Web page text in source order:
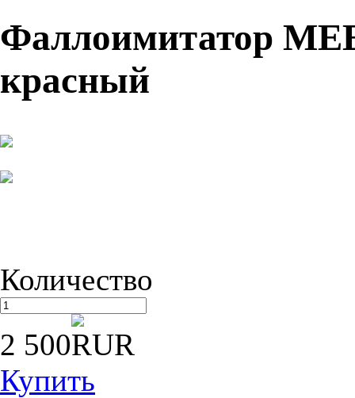
Фаллоимитатор
красный
Количество
2 500
Купить